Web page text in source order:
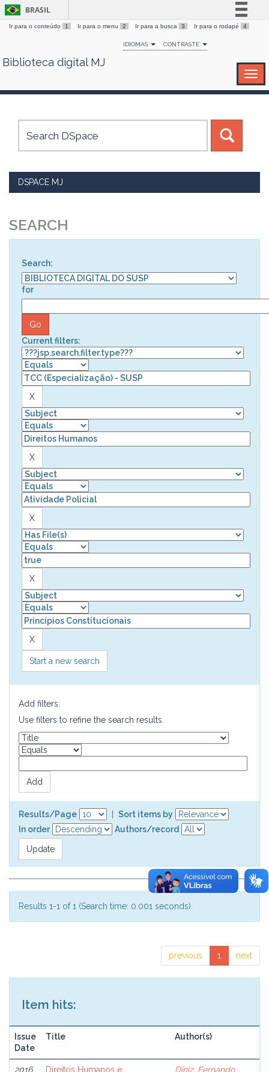
Skip
BRASIL
Simplifique!
Comunica BR
Canais
Ir para o conteúdo 1 Ir para o menu 2 Ir para a busca 3 Ir para o rodapé 4
IDIOMAS CONTRASTE
Biblioteca digital MJ
DSPACE MJ
SEARCH
Search:
for
Current filters:
Start a new search
Add filters:
Use filters to refine the search results.
Results/Page
Sort items by
In order
Authors/record
Results 1-1 of 1 (Search time: 0.001 seconds).
previous 1 next
Item hits:
Issue
Date
Title Author(s)
2016
Direitos Humanos e
Diniz, Fernando